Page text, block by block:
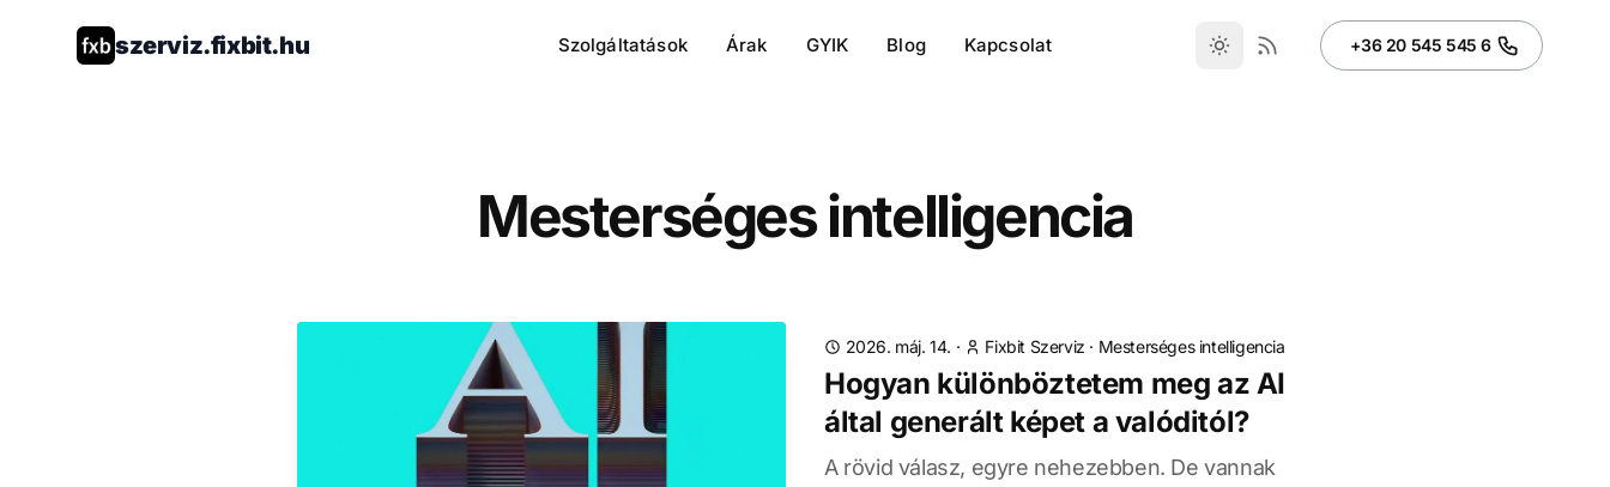
szerviz.fixbit.hu Szolgáltatások Árak GYIK Blog Kapcsolat +36 20 545 545 6
Mesterséges intelligencia
2026. máj. 14. · Fixbit Szerviz · Mesterséges intelligencia
Hogyan különböztetem meg az AI
által generált képet a valóditól?
A rövid válasz, egyre nehezebben. De vannak